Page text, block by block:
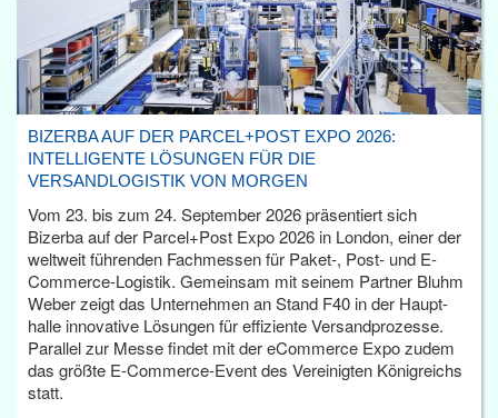
BIZERBA AUF DER PARCEL+POST EXPO 2026:
INTELLIGENTE LÖSUNGEN FÜR DIE
VERSANDLOGISTIK VON MORGEN
Vom 23. bis zum 24. September 2026 präsentiert sich
Bizerba auf der Parcel+Post Expo 2026 in London, einer der
weltweit führenden Fachmessen für Paket-, Post- und E-
Commerce-Logistik. Gemeinsam mit seinem Partner Bluhm
Weber zeigt das Unternehmen an Stand F40 in der Haupt­
halle innovative Lösungen für effiziente Versandprozesse.
Parallel zur Messe findet mit der eCommerce Expo zudem
das größte E-Commerce-Event des Vereinigten Königreichs
statt.